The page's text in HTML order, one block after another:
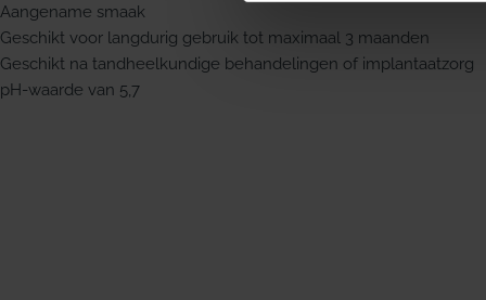
Aangename smaak
Geschikt voor langdurig gebruik tot maximaal 3 maanden
Geschikt na tandheelkundige behandelingen of implantaatzorg
pH-waarde van 5,7